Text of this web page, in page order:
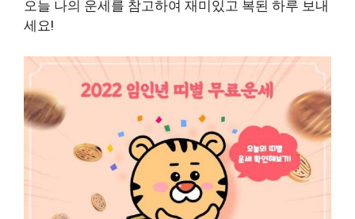
오늘 나의 운세를 참고하여 재미있고 복된 하루 보내
세요!